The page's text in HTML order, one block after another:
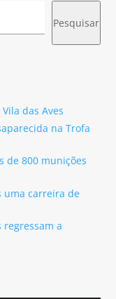
Pesquisar
das Aves
na Trofa
de 800 munições
uma carreira de
regressam a